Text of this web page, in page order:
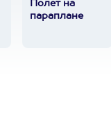
Полет на
параплане